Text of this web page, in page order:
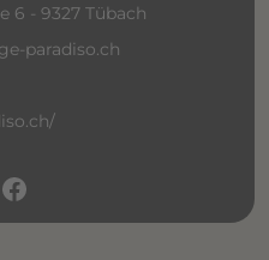
6 - 9327 Tübach
paradiso.ch